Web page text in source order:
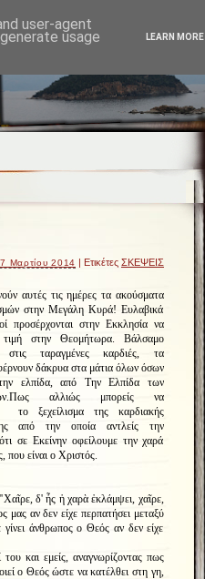
Μαρτίου 2014 | Ετικέτες ΣΚΕΨΕΙΣ
αυτές τις ημέρες τα ακούσματα
στην Μεγάλη Κυρά! Ευλαβικά
προσέρχονται στην Εκκλησία να
τιμή στην Θεομήτωρα. Βάλσαμο
στις ταραγμένες καρδιές, τα
δάκρυα στα μάτια όλων όσων
ελπίδα, από Την Ελπίδα των
Πως αλλιώς μπορείς να
το ξεχείλισμα της καρδιακής
από την οποία αντλείς την
σε Εκείνην οφείλουμε την χαρά
που είναι ο Χριστός.
Χαῖρε, δ' ἧς ἡ χαρὰ ἐκλάμψει, χαῖρε,
μας αν δεν είχε περπατήσει μεταξύ
άνθρωπος ο Θεός αν δεν είχε
και εμείς, αναγνωρίζοντας πως
ο Θεός ώστε να κατέλθει στη γη,
user-agent
usage LEARN MORE